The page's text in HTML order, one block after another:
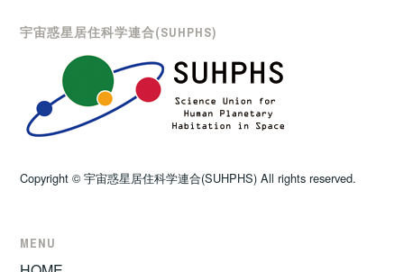
宇宙惑星居住科学連合(SUHPHS)
Copyright © 宇宙惑星居住科学連合(SUHPHS) All rights reserved.
MENU